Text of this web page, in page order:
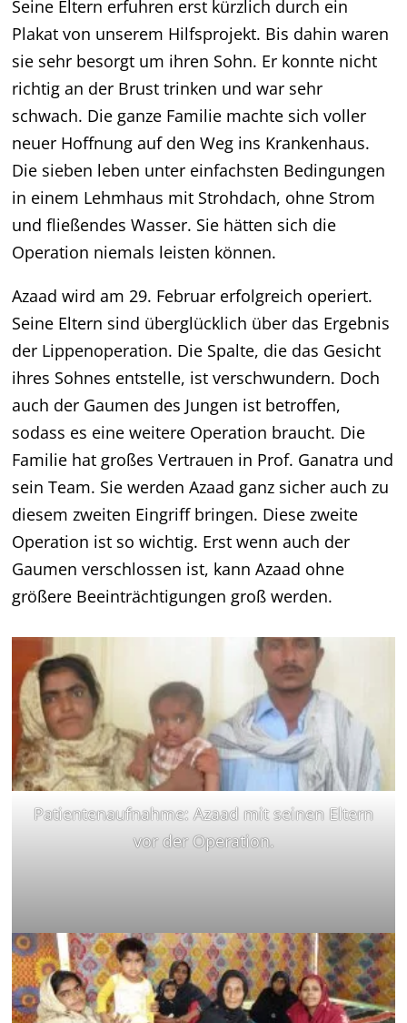
Seine Eltern erfuhren erst kürzlich durch ein
Plakat von unserem Hilfsprojekt. Bis dahin waren
sie sehr besorgt um ihren Sohn. Er konnte nicht
richtig an der Brust trinken und war sehr
schwach. Die ganze Familie machte sich voller
neuer Hoffnung auf den Weg ins Krankenhaus.
Die sieben leben unter einfachsten Bedingungen
in einem Lehmhaus mit Strohdach, ohne Strom
und fließendes Wasser. Sie hätten sich die
Operation niemals leisten können.
Azaad wird am 29. Februar erfolgreich operiert.
Seine Eltern sind überglücklich über das Ergebnis
der Lippenoperation. Die Spalte, die das Gesicht
ihres Sohnes entstelle, ist verschwundern. Doch
auch der Gaumen des Jungen ist betroffen,
sodass es eine weitere Operation braucht. Die
Familie hat großes Vertrauen in Prof. Ganatra und
sein Team. Sie werden Azaad ganz sicher auch zu
diesem zweiten Eingriff bringen. Diese zweite
Operation ist so wichtig. Erst wenn auch der
Gaumen verschlossen ist, kann Azaad ohne
größere Beeinträchtigungen groß werden.
Patientenaufnahme: Azaad mit seinen Eltern
vor der Operation.